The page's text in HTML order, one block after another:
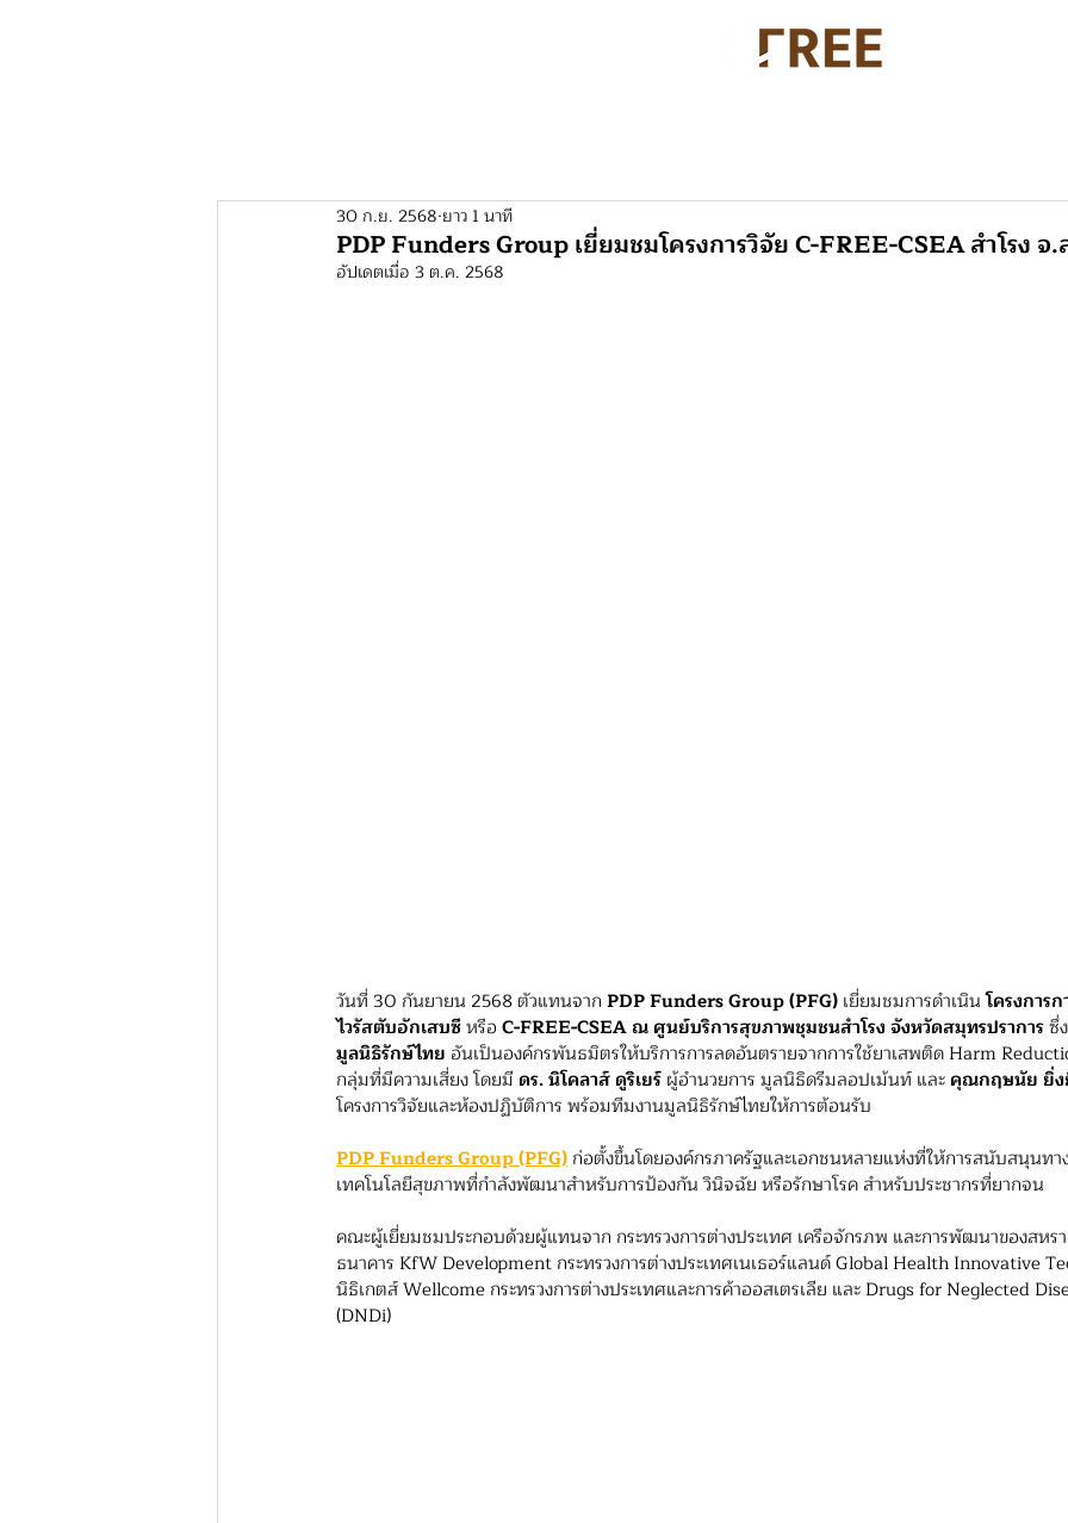
PDP Funders Group เยี่ยมชมโครงการวิจัย C-FREE-CSEA สำโรง จ.
30 ก.ย. 2568 ยาว 1 นาที
อัปเดตเมื่อ 3 ต.ค. 2568
วันที่ 30 กันยายน 2568 ตัวแทนจาก PDP Funders Group (PFG) เยี่ยมชมการดำเนิน โครงการ
ไวรัสตับอักเสบซี หรือ C-FREE-CSEA ณ ศูนย์บริการสุขภาพชุมชนสำโรง จังหวัดสมุทรปราการ ซึ่
มูลนิธิรักษ์ไทย อันเป็นองค์กรพันธมิตรให้บริการการลดอันตรายจากการใช้ยาเสพติด Harm
กลุ่มที่มีความเสี่ยง โดยมี ดร. นิโคลาส์ ดูริเยร์ ผู้อำนวยการ มูลนิธิดรีมลอปเม้นท์ และ คุณกฤษนัย ยิ่
โครงการวิจัยและห้องปฏิบัติการ พร้อมทีมงานมูลนิธิรักษ์ไทยให้การต้อนรับ
PDP Funders Group (PFG) ก่อตั้งขึ้นโดยองค์กรภาครัฐและเอกชนหลายแห่งที่ให้การสนับสนุนทา
เทคโนโลยีสุขภาพที่กำลังพัฒนาสำหรับการป้องกัน วินิจฉัย หรือรักษาโรค สำหรับประชากรที่ยากจน
คณะผู้เยี่ยมชมประกอบด้วยผู้แทนจาก กระทรวงการต่างประเทศ เครือจักรภพ และการพัฒนาของสหร
ธนาคาร KfW Development กระทรวงการต่างประเทศเนเธอร์แลนด์ Global Health Innovative
นิธิเกตส์ Wellcome กระทรวงการต่างประเทศและการค้าออสเตรเลีย และ Drugs for Neglected
(DNDi)